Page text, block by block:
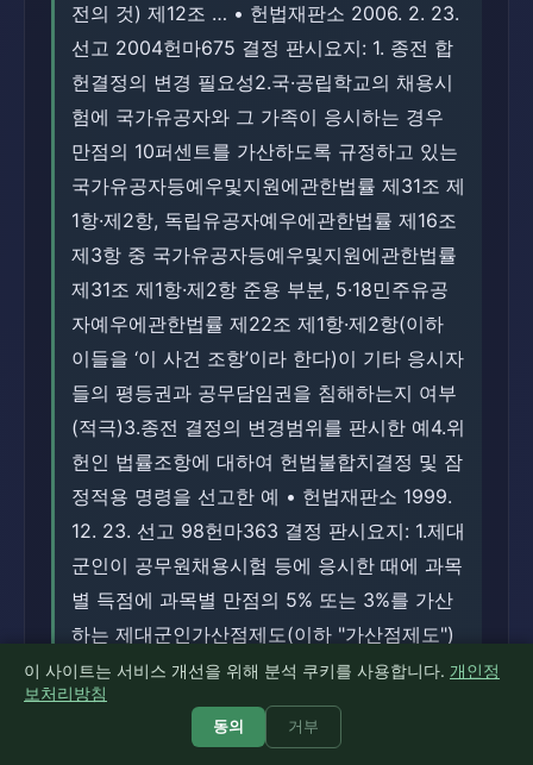
전의 것) 제12조 … • 헌법재판소 2006. 2. 23.
선고 2004헌마675 결정 판시요지: 1. 종전 합
헌결정의 변경 필요성2.국·공립학교의 채용시
험에 국가유공자와 그 가족이 응시하는 경우
만점의 10퍼센트를 가산하도록 규정하고 있는
국가유공자등예우및지원에관한법률 제31조 제
1항·제2항, 독립유공자예우에관한법률 제16조
제3항 중 국가유공자등예우및지원에관한법률
제31조 제1항·제2항 준용 부분, 5·18민주유공
자예우에관한법률 제22조 제1항·제2항(이하
이들을 ‘이 사건 조항’이라 한다)이 기타 응시자
들의 평등권과 공무담임권을 침해하는지 여부
(적극)3.종전 결정의 변경범위를 판시한 예4.위
헌인 법률조항에 대하여 헌법불합치결정 및 잠
정적용 명령을 선고한 예 • 헌법재판소 1999.
12. 23. 선고 98헌마363 결정 판시요지: 1.제대
군인이 공무원채용시험 등에 응시한 때에 과목
별 득점에 과목별 만점의 5% 또는 3%를 가산
하는 제대군인가산점제도(이하 "가산점제도")
가 헌법에 근거를 둔 것인지 여부(소극)2. 가산
점제도로 인한 차별의 대상3.가산점제도의 평
등위반여부를 심사함에 있어 적용되는 심사척
이 사이트는 서비스 개선을 위해 분석 쿠키를 사용합니다. 개인정
보처리방침
동의 거부